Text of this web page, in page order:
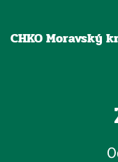
CHKO Moravský